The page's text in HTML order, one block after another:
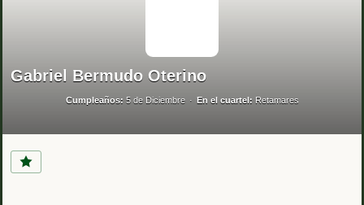
Gabriel Bermudo Oterino
Cumpleaños: 5 de Diciembre En el cuartel: Retamares